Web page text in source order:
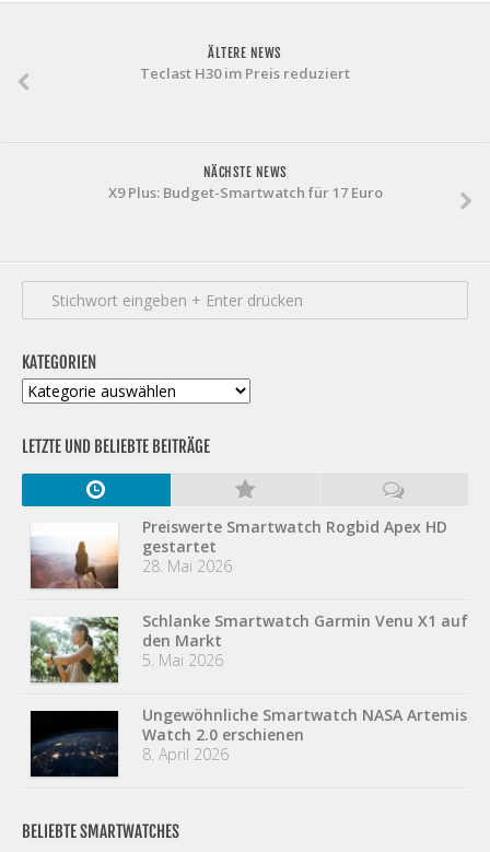
ÄLTERE NEWS
Teclast H30 im Preis reduziert
NÄCHSTE NEWS
X9 Plus: Budget-Smartwatch für 17 Euro
KATEGORIEN
Kategorien
LETZTE UND BELIEBTE BEITRÄGE
Preiswerte Smartwatch Rogbid Apex HD
gestartet
28. Mai 2026
Schlanke Smartwatch Garmin Venu X1 auf
den Markt
5. Mai 2026
Ungewöhnliche Smartwatch NASA Artemis
Watch 2.0 erschienen
8. April 2026
BELIEBTE SMARTWATCHES